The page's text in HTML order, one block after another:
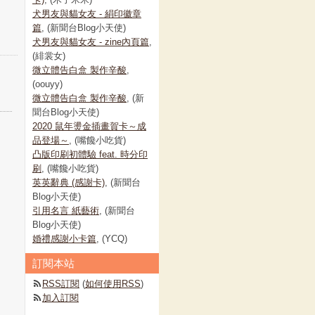
犬男友與貓女友 - 絹印徽章
篇, (新聞台Blog小天使)
犬男友與貓女友 - zine內頁篇,
(緋裳女)
微立體告白盒 製作辛酸,
(oouyy)
微立體告白盒 製作辛酸, (新
聞台Blog小天使)
2020 鼠年燙金插畫賀卡～成
品登場～ , (嘴饞小吃貨)
凸版印刷初體驗 feat. 時分印
刷 , (嘴饞小吃貨)
英英辭典 (感謝卡), (新聞台
Blog小天使)
引用名言 紙藝術, (新聞台
Blog小天使)
婚禮感謝小卡篇, (YCQ)
訂閱本站
RSS訂閱 (如何使用RSS)
加入訂閱